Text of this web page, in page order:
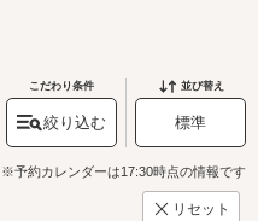
こだわり条件
絞り込む
並び替え
標準
※予約カレンダーは17:30時点の情報です
リセット